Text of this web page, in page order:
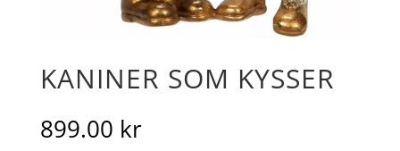
KANINER SOM KYSSER
899.00 kr